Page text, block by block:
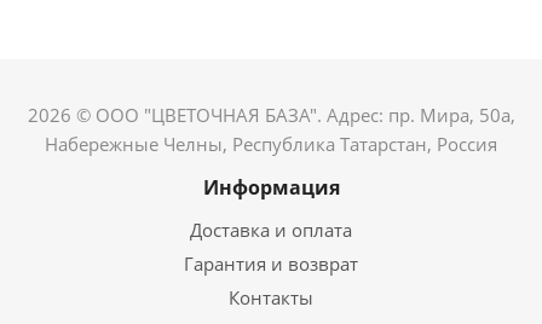
2026 © ООО "ЦВЕТОЧНАЯ БАЗА". Адрес: пр. Мира, 50а,
Набережные Челны, Республика Татарстан, Россия
Информация
Доставка и оплата
Гарантия и возврат
Контакты